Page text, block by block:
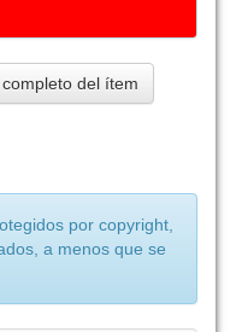
del ítem
por copyright,
a menos que se